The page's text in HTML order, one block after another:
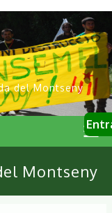
del Montseny
Montseny